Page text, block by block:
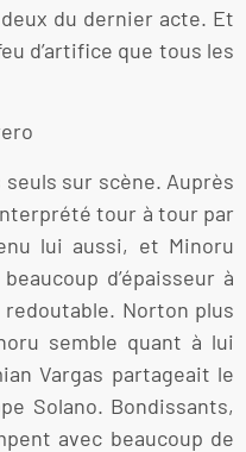
du dernier acte. Et
d’artifice que tous les
sur scène. Auprès
tour à tour par
lui aussi, et Minoru
d’épaisseur à
Norton plus
semble quant à lui
Vargas partageait le
Solano. Bondissants,
avec beaucoup de